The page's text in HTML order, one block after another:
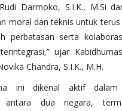
Darmoko, S.I.K., M.Si
moral dan teknis untuk
perbatasan serta
ujar
Chandra, S.I.K., M.H.
ini dikenal aktif dalam
antara dua negara,